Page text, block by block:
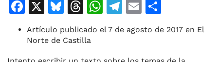
F
a
c
X
Bl
u
e
T
h
re
W
h
at
T
e
gr
E
ai
o
m
p
Artículo publicado el 7 de agosto de 2017 en El
Norte de Castilla